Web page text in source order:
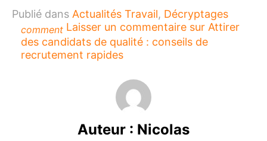
Publié dans Actualités Travail, Décryptages
comment Laisser un commentaire sur Attirer
des candidats de qualité : conseils de
recrutement rapides
Auteur : Nicolas